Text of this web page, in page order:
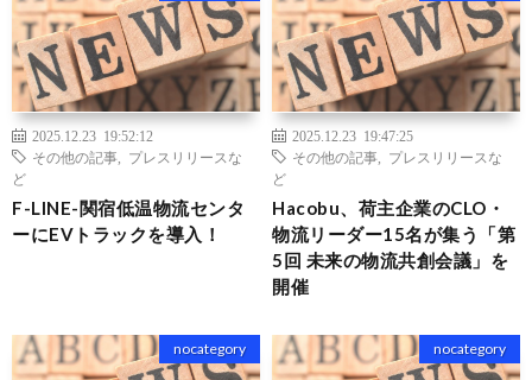
2025.12.23 19:52:12
その他の記事
プレスリリースな
ど
F-LINE-関宿低温物流センタ
ーにEVトラックを導入！
2025.12.23 19:47:25
その他の記事
プレスリリースな
ど
Hacobu、荷主企業のCLO・
物流リーダー15名が集う「第
5回 未来の物流共創会議」を
開催
nocategory nocategory